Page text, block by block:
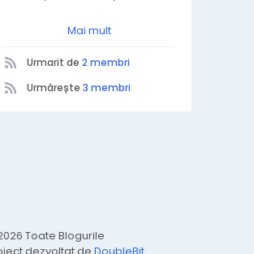
com
Mai mult
Urmarit de 2 membri
Urmărește 3 membri
Toate Blogurile